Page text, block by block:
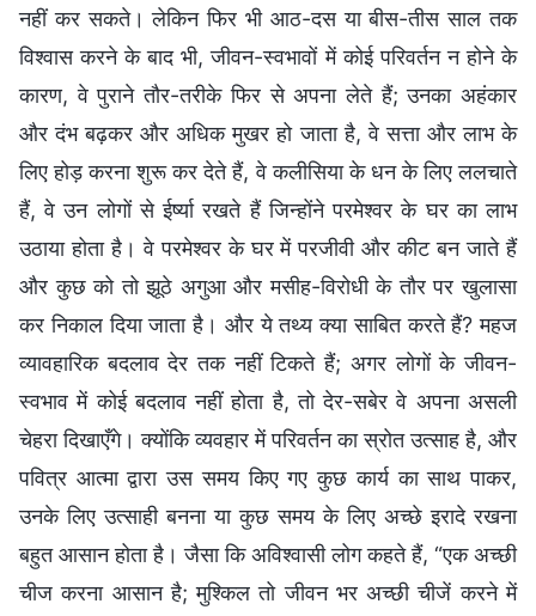
नहीं कर सकते। लेकिन फिर भी आठ-दस या बीस-तीस साल तक
विश्वास करने के बाद भी, जीवन-स्वभावों में कोई परिवर्तन न होने के
कारण, वे पुराने तौर-तरीके फिर से अपना लेते हैं; उनका अहंकार
और दंभ बढ़कर और अधिक मुखर हो जाता है, वे सत्ता और लाभ के
लिए होड़ करना शुरू कर देते हैं, वे कलीसिया के धन के लिए ललचाते
हैं, वे उन लोगों से ईर्ष्या रखते हैं जिन्होंने परमेश्वर के घर का लाभ
उठाया होता है। वे परमेश्वर के घर में परजीवी और कीट बन जाते हैं
और कुछ को तो झूठे अगुआ और मसीह-विरोधी के तौर पर खुलासा
कर निकाल दिया जाता है। और ये तथ्य क्या साबित करते हैं? महज
व्यावहारिक बदलाव देर तक नहीं टिकते हैं; अगर लोगों के जीवन-
स्वभाव में कोई बदलाव नहीं होता है, तो देर-सबेर वे अपना असली
चेहरा दिखाएँगे। क्योंकि व्यवहार में परिवर्तन का स्रोत उत्साह है, और
पवित्र आत्मा द्वारा उस समय किए गए कुछ कार्य का साथ पाकर,
उनके लिए उत्साही बनना या कुछ समय के लिए अच्छे इरादे रखना
बहुत आसान होता है। जैसा कि अविश्वासी लोग कहते हैं, “एक अच्छी
चीज करना आसान है; मुश्किल तो जीवन भर अच्छी चीजें करने में